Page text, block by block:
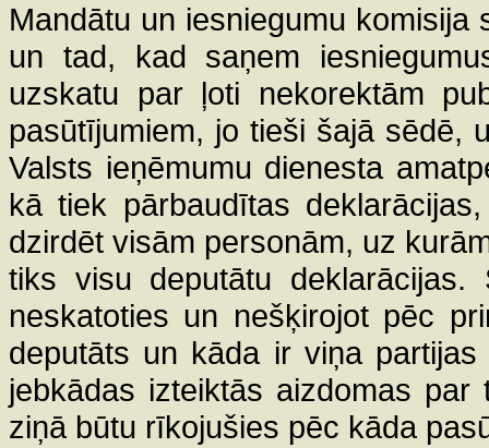
Mandātu un iesniegumu
un tad, kad saņem
uzskatu par ļoti nekorektām
pasūtījumiem, jo tieši šajā sēdē,
Valsts ieņēmumu dienesta
kā tiek pārbaudītas
dzirdēt visām personām, uz
tiks visu deputātu
neskatoties un nešķirojot pēc
deputāts un kāda ir viņa
jebkādas izteiktās aizdomas
ziņā būtu rīkojušies pēc kāda